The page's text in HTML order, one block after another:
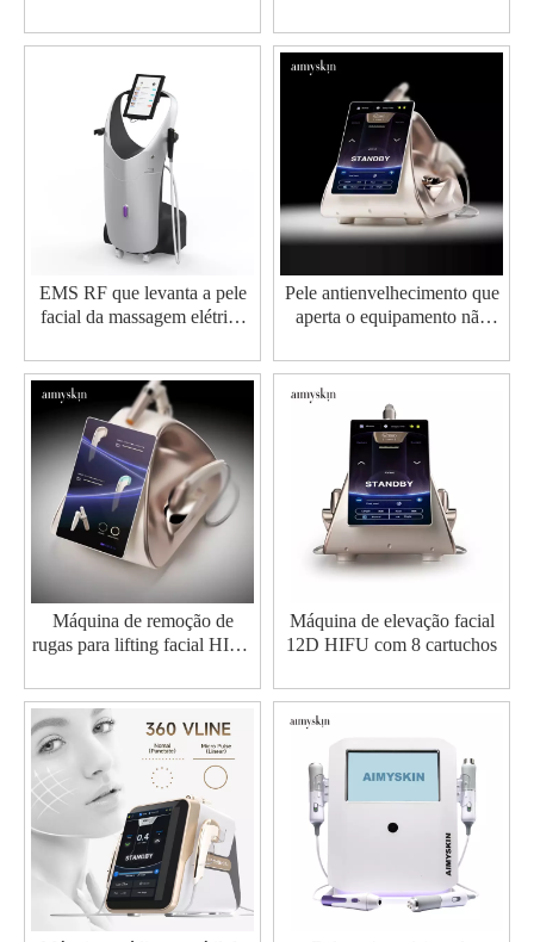
levantamento de pele por
EMS RF que levanta a pele
facial da massagem elétrica
Pele antienvelhecimento que
aperta o equipamento não
Máquina de remoção de
rugas para lifting facial HIFU
Máquina de elevação facial
12D HIFU com 8 cartuchos